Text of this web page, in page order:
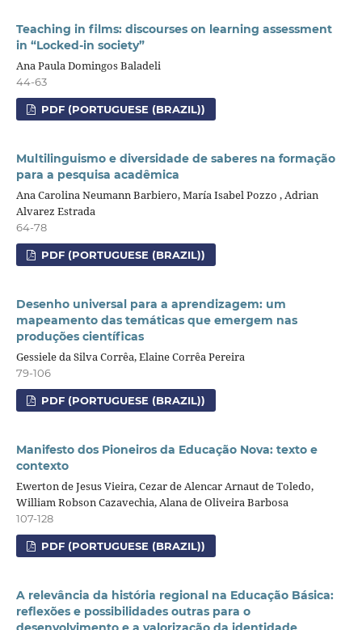
Teaching in films: discourses on learning assessment
in “Locked-in society”
Ana Paula Domingos Baladeli
44-63
PDF (PORTUGUESE (BRAZIL))
Multilinguismo e diversidade de saberes na formação
para a pesquisa acadêmica
Ana Carolina Neumann Barbiero, María Isabel Pozzo , Adrian
Alvarez Estrada
64-78
PDF (PORTUGUESE (BRAZIL))
Desenho universal para a aprendizagem: um
mapeamento das temáticas que emergem nas
produções científicas
Gessiele da Silva Corrêa, Elaine Corrêa Pereira
79-106
PDF (PORTUGUESE (BRAZIL))
Manifesto dos Pioneiros da Educação Nova: texto e
contexto
Ewerton de Jesus Vieira, Cezar de Alencar Arnaut de Toledo,
William Robson Cazavechia, Alana de Oliveira Barbosa
107-128
PDF (PORTUGUESE (BRAZIL))
A relevância da história regional na Educação Básica:
reflexões e possibilidades outras para o